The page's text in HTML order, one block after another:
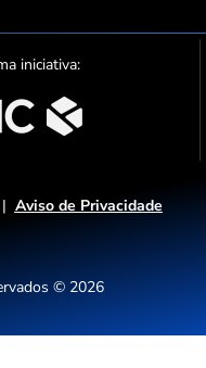
iniciativa:
Aviso de Privacidade
© 2026